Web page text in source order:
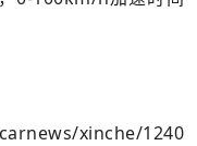
xinche/1240